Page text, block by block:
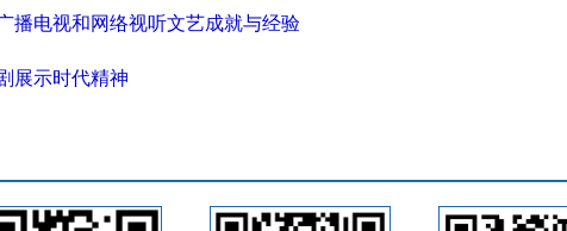
电视和网络视听文艺成就与经验
示时代精神